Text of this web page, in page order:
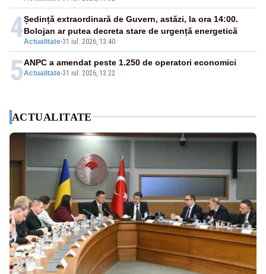
4Actualitate-31 iul. 2026, 13:40
Ședință extraordinară de Guvern, astăzi, la ora 14:00.
Bolojan ar putea decreta stare de urgență energetică
5Actualitate-31 iul. 2026, 13:22
ANPC a amendat peste 1.250 de operatori economici
ACTUALITATE